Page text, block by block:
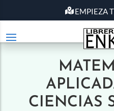
EMPIEZA
CIENCIAS